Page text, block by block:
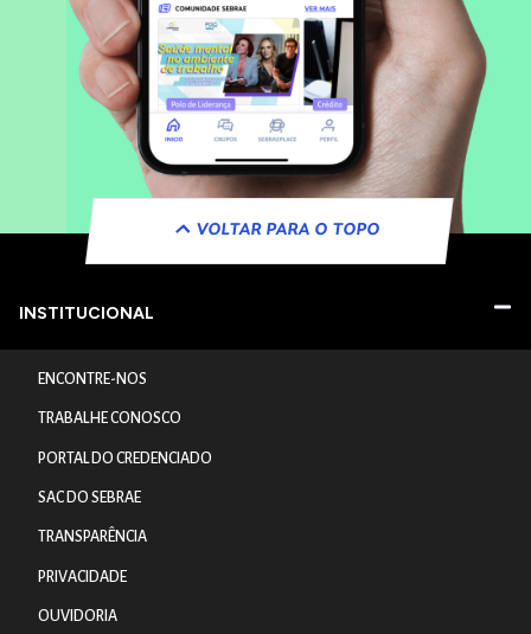
VOLTAR PARA O TOPO
INSTITUCIONAL
ENCONTRE-NOS
TRABALHE CONOSCO
PORTAL DO CREDENCIADO
SAC DO SEBRAE
TRANSPARÊNCIA
PRIVACIDADE
OUVIDORIA